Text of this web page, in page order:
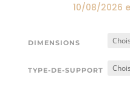
10/08/2026
DIMENSIONS
TYPE-DE-SUPPORT